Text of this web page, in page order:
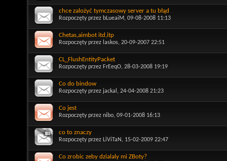
chce zalożyć tymczasowy server a tu błąd
Rozpoczęty przez bLueaiM, 09-08-2008 11:13
Chetas,aimbot itd,itp
Rozpoczęty przez laskos, 20-09-2007 22:51
CL_FlushEntityPacket
Rozpoczęty przez FrEeqO, 28-03-2008 19:19
Co do bindow
Rozpoczęty przez jackal , 24-04-2008 21:23
Co jest
Rozpoczęty przez nibo, 09-01-2008 16:13
co to znaczy
Rozpoczęty przez LiViTaN , 15-02-2009 22:47
Co zrobic zeby dzialaly mi ZBoty?